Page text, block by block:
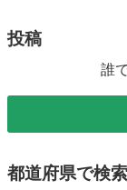
投稿
誰
都道府県で検索